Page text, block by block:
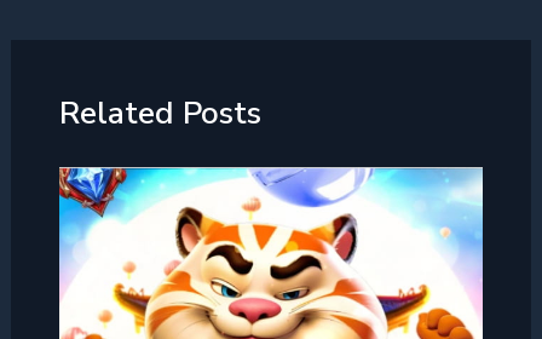
Related Posts